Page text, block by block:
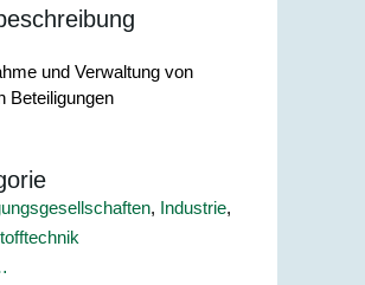
und Verwaltung von
Beteiligungen
, Industrie,